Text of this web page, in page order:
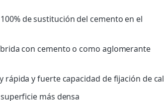
de sustitución del cemento en el
con cemento o como aglomerante
rápida y fuerte capacidad de fijación de cal
más densa